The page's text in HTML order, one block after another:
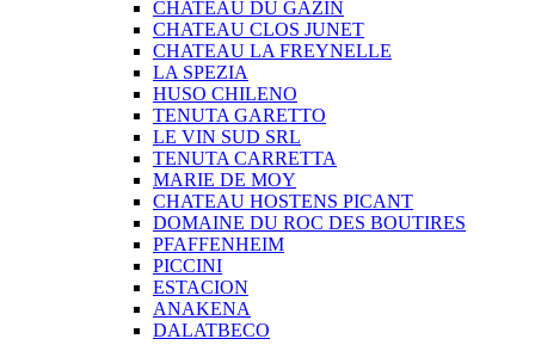
CHATEAU DU GAZIN
CHATEAU CLOS JUNET
CHATEAU LA FREYNELLE
LA SPEZIA
HUSO CHILENO
TENUTA GARETTO
LE VIN SUD SRL
TENUTA CARRETTA
MARIE DE MOY
CHATEAU HOSTENS PICANT
DOMAINE DU ROC DES BOUTIRES
PFAFFENHEIM
PICCINI
ESTACION
ANAKENA
DALATBECO